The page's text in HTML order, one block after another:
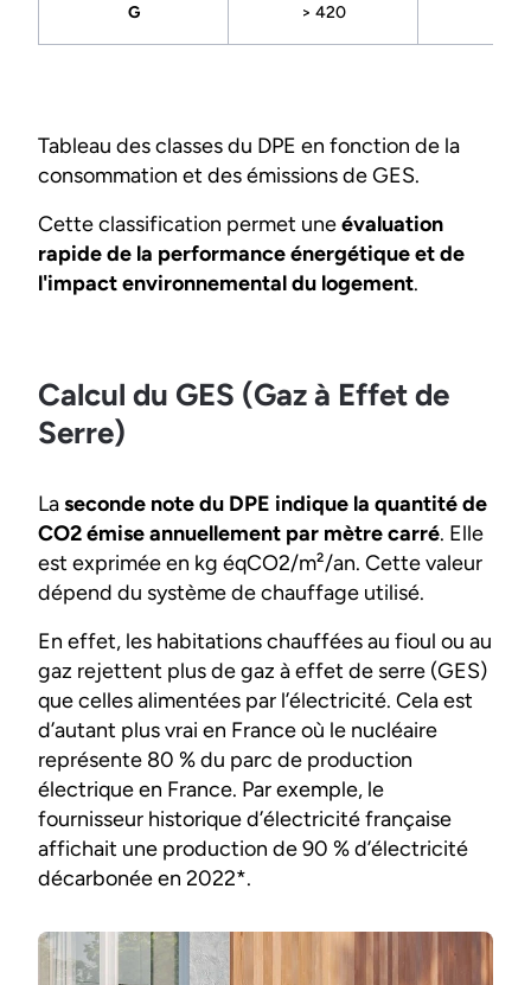
G > 420
Tableau des classes du DPE en fonction de la
consommation et des émissions de GES.
Cette classification permet uneévaluation
rapide de la performance énergétique et de
l'impact environnemental du logement.
Calcul du GES (Gaz à Effet de
Serre)
Laseconde note du DPE indique la quantité de
CO2 émise annuellement par mètre carré. Elle
est exprimée en kg éqCO2/m²/an. Cette valeur
dépend du système de chauffage utilisé.
En effet, les habitations chauffées au fioul ou au
gaz rejettent plus de gaz à effet de serre (GES)
que celles alimentées par l’électricité. Cela est
d’autant plus vrai en France où le nucléaire
représente 80 % du parc de production
électrique en France. Par exemple, le
fournisseur historique d’électricité française
affichait une production de 90 % d’électricité
décarbonée en 2022*.